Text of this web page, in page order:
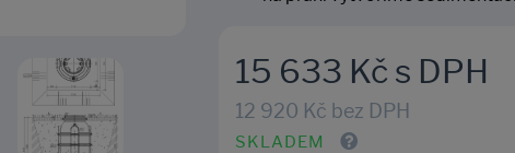
15 633 Kč s DPH
12 920 Kč bez DPH
SKLADEM